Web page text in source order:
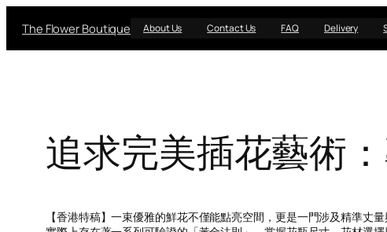
The Flower Boutique About Us Contact Us FAQ Delivery
追求完美插花藝術
【香港特稿】一束優雅的鮮花不僅能點亮空間，更是一門涉及精準丈